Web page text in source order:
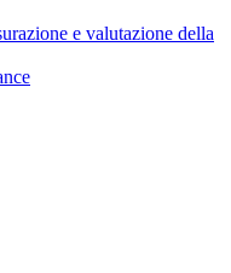
e valutazione della